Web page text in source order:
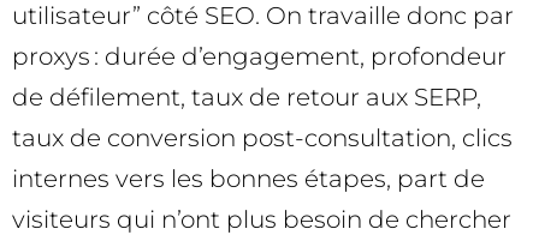
utilisateur” côté SEO. On travaille donc par
proxys : durée d’engagement, profondeur
de défilement, taux de retour aux SERP,
taux de conversion post-consultation, clics
internes vers les bonnes étapes, part de
visiteurs qui n’ont plus besoin de chercher